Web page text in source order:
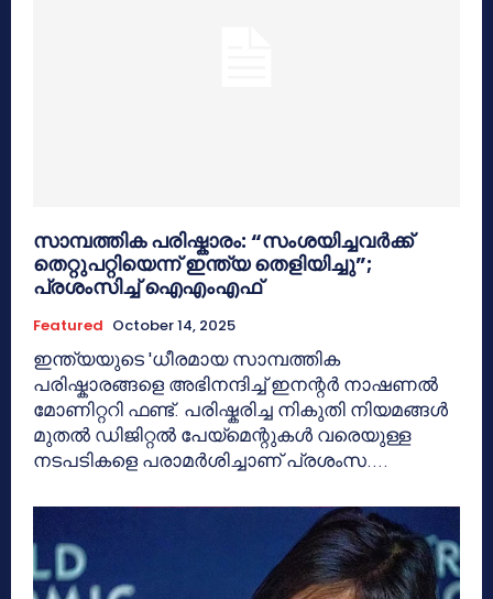
സാമ്പത്തിക പരിഷ്കാരം: “സംശയിച്ചവർക്ക്
തെറ്റുപറ്റിയെന്ന് ഇന്ത്യ തെളിയിച്ചു”;
പ്രശംസിച്ച് ഐഎംഎഫ്
Featured October 14, 2025
ഇന്ത്യയുടെ 'ധീരമായ സാമ്പത്തിക
പരിഷ്കാരങ്ങളെ അഭിനന്ദിച്ച് ഇനന്റർ നാഷണൽ
മോണിറ്ററി ഫണ്ട്. പരിഷ്കരിച്ച നികുതി നിയമങ്ങൾ
മുതൽ ഡിജിറ്റൽ പേയ്മെന്റുകൾ വരെയുള്ള
നടപടികളെ പരാമർശിച്ചാണ് പ്രശംസ....